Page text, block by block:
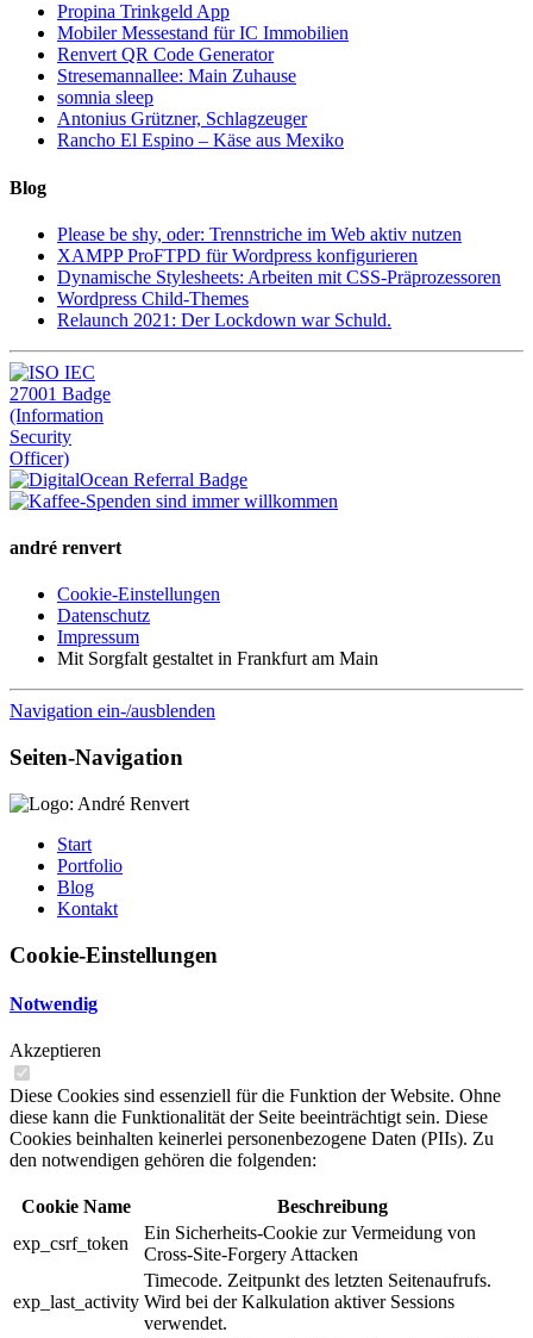
Propina Trinkgeld App
Mobiler Messestand für IC Immobilien
Renvert QR Code Generator
Stresemannallee: Main Zuhause
somnia sleep
Antonius Grützner, Schlagzeuger
Rancho El Espino – Käse aus Mexiko
Blog
Please be shy, oder: Trennstriche im Web aktiv nutzen
XAMPP ProFTPD für Wordpress konfigurieren
Dynamische Stylesheets: Arbeiten mit CSS-Präprozessoren
Wordpress Child-Themes
Relaunch 2021: Der Lockdown war Schuld.
andré renvert
Cookie-Einstellungen
Datenschutz
Impressum
Mit Sorgfalt gestaltet in Frankfurt am Main
Navigation ein-/ausblenden
Seiten-Navigation
Start
Portfolio
Blog
Kontakt
Cookie-Einstellungen
Notwendig
Akzeptieren
Diese Cookies sind essenziell für die Funktion der Website. Ohne
diese kann die Funktionalität der Seite beeinträchtigt sein. Diese
Cookies beinhalten keinerlei personenbezogene Daten (PIIs). Zu
den notwendigen gehören die folgenden:
Cookie Name
Beschreibung
exp_csrf_token
Ein Sicherheits-Cookie zur Vermeidung von
Cross-Site-Forgery Attacken
exp_last_activity
Timecode. Zeitpunkt des letzten Seitenaufrufs.
Wird bei der Kalkulation aktiver Sessions
verwendet.